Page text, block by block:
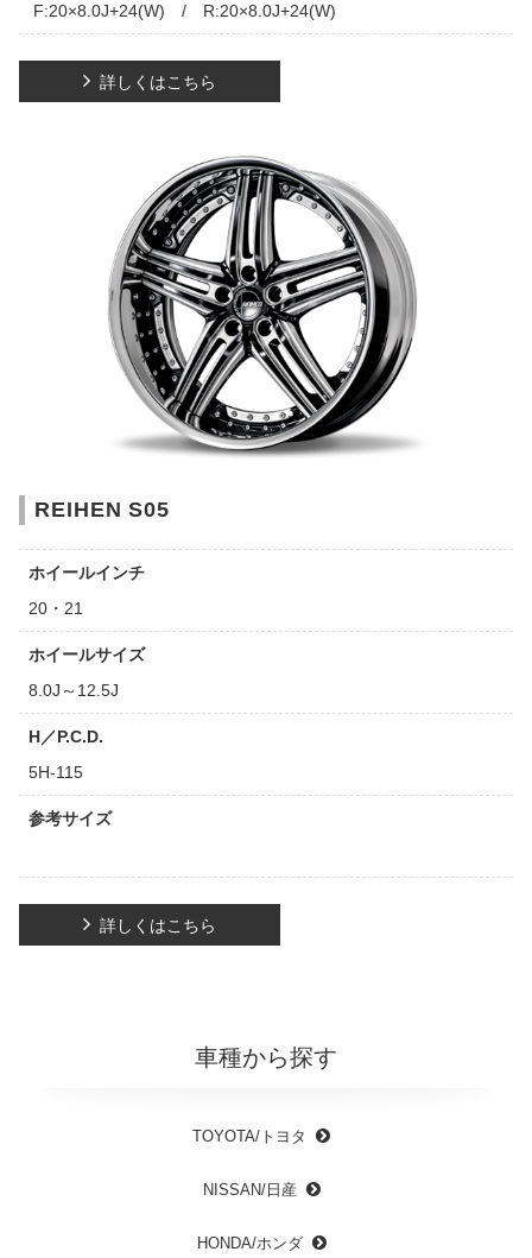
F:20×8.0J+24(W) / R:20×8.0J+24(W)
詳しくはこちら
REIHEN S05
ホイールインチ
20・21
ホイールサイズ
8.0J～12.5J
H／P.C.D.
5H-115
参考サイズ
詳しくはこちら
車種から探す
TOYOTA/トヨタ
NISSAN/日産
HONDA/ホンダ